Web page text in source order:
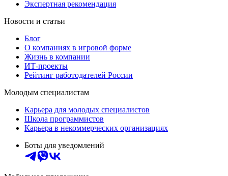
Экспертная рекомендация
Новости и статьи
Блог
О компаниях в игровой форме
Жизнь в компании
ИТ-проекты
Рейтинг работодателей России
Молодым специалистам
Карьера для молодых специалистов
Школа программистов
Карьера в некоммерческих организациях
Боты для уведомлений